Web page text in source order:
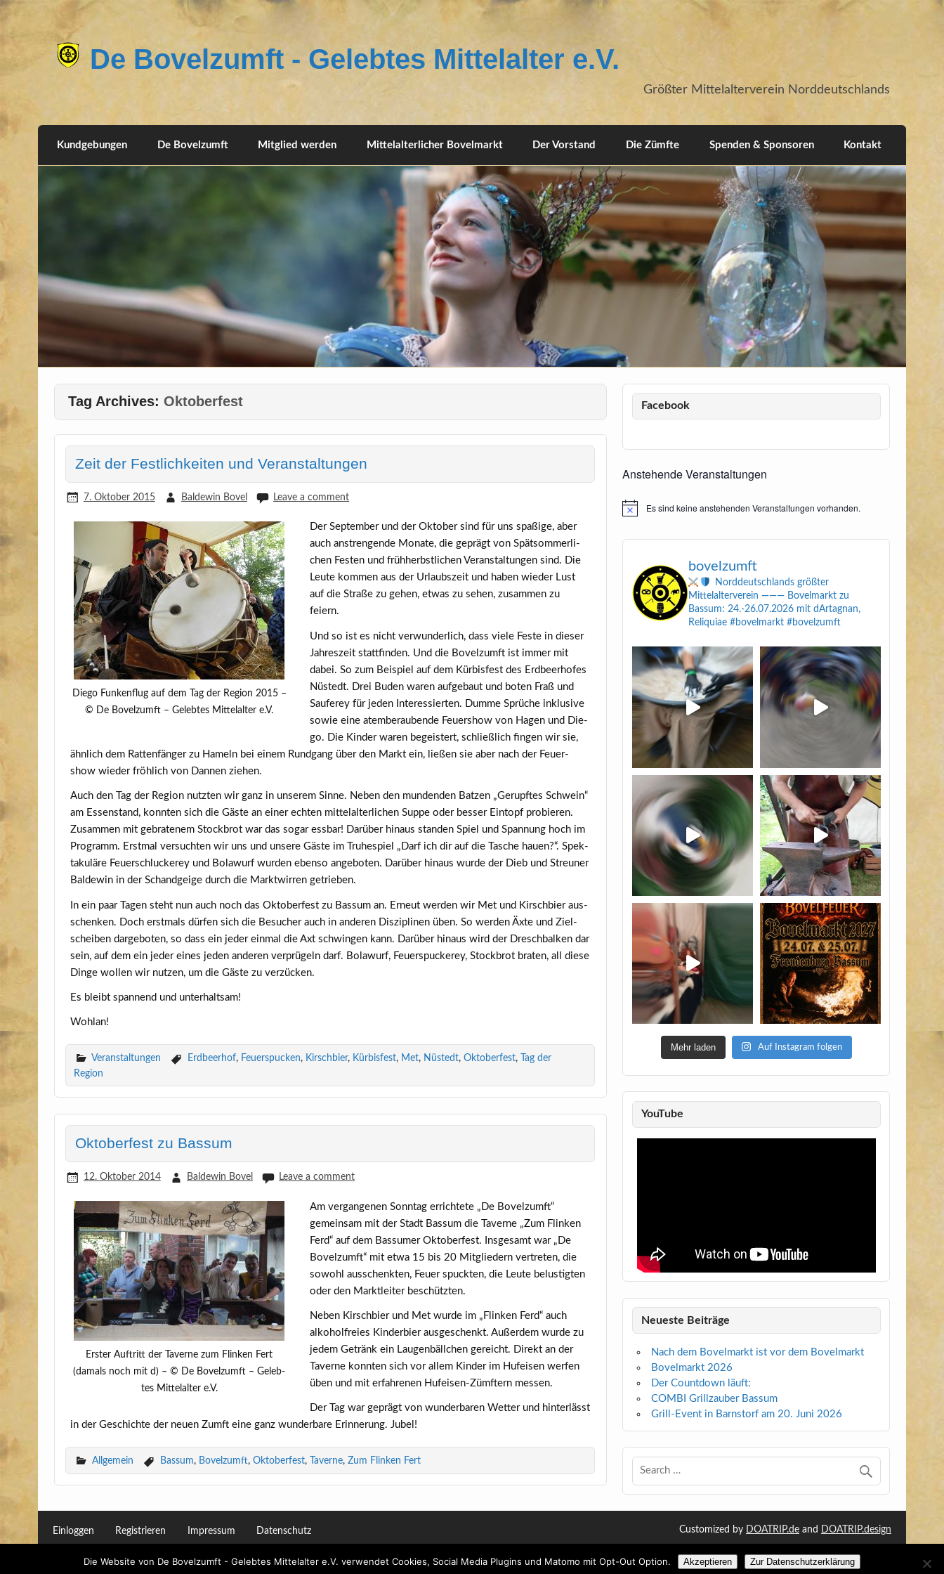
De Bovelzumft - Gelebtes Mittelalter e.V.
Größter Mittelalterverein Norddeutschlands
Kundgebungen De Bovelzumft Mitglied werden Mittelalterlicher Bovelmarkt Der Vorstand Die Zümfte Spenden & Sponsoren Kontakt
Tag Archives: Oktoberfest
Zeit der Festlichkeiten und Veranstaltungen
7. Oktober 2015 Baldewin Bovel Leave a comment
Die­go Fun­ken­flug auf dem Tag der Regi­on 2015 –
© De Bovelzumft – Geleb­tes Mit­tel­al­ter e.V.
Der Sep­tem­ber und der Okto­ber sind für uns spa­ßi­ge, aber
auch anstren­gen­de Mona­te, die geprägt von Spät­som­mer­li­
chen Fes­ten und früh­herbst­li­chen Ver­an­stal­tun­gen sind. Die
Leu­te kom­men aus der Urlaubs­zeit und haben wie­der Lust
auf die Stra­ße zu gehen, etwas zu sehen, zusam­men zu
feiern.
Und so ist es nicht ver­wun­der­lich, dass vie­le Fes­te in die­ser
Jah­res­zeit statt­fin­den. Und die Bovelzumft ist immer mit
dabei. So zum Bei­spiel auf dem Kür­bis­fest des Erd­beer­ho­fes
Nüstedt. Drei Buden waren auf­ge­baut und boten Fraß und
Sau­ferey für jeden Inter­es­sier­ten. Dum­me Sprü­che inklu­si­ve
sowie eine atem­be­rau­ben­de Feu­er­show von Hagen und Die­
go. Die Kin­der waren begeis­tert, schließ­lich fin­gen wir sie,
ähn­lich dem Rat­ten­fän­ger zu Hameln bei einem Rund­gang über den Markt ein, lie­ßen sie aber nach der Feu­er­
show wie­der fröh­lich von Dan­nen ziehen.
Auch den Tag der Regi­on nutz­ten wir ganz in unse­rem Sin­ne. Neben den mun­den­den Bat­zen „Gerupf­tes Schwein“
am Essen­stand, konn­ten sich die Gäs­te an einer ech­ten mit­tel­al­ter­li­chen Sup­pe oder bes­ser Ein­topf pro­bie­ren.
Zusam­men mit gebra­te­nem Stock­brot war das sogar ess­bar! Dar­über hin­aus stan­den Spiel und Span­nung hoch im
Pro­gramm. Erst­mal ver­such­ten wir uns und unse­re Gäs­te im Tru­he­spiel „Darf ich dir auf die Tasche hau­en?“. Spek­
ta­ku­lä­re Feu­er­schlu­ckerey und Bola­wurf wur­den eben­so ange­bo­ten. Dar­über hin­aus wur­de der Dieb und Streu­ner
Bal­de­win in der Schand­gei­ge durch die Markt­wir­ren getrieben.
In ein paar Tagen steht nun auch noch das Okto­ber­fest zu Bas­sum an. Erneut wer­den wir Met und Kirsch­bier aus­
schen­ken. Doch erst­mals dür­fen sich die Besu­cher auch in ande­ren Dis­zi­pli­nen üben. So wer­den Äxte und Ziel­
schei­ben dar­ge­bo­ten, so dass ein jeder ein­mal die Axt schwin­gen kann. Dar­über hin­aus wird der Dresch­bal­ken dar
sein, auf dem ein jeder eines jeden ande­ren ver­prü­geln darf. Bola­wurf, Feu­er­spu­ckerey, Stock­brot bra­ten, all die­se
Din­ge wol­len wir nut­zen, um die Gäs­te zu verzücken.
Es bleibt span­nend und unterhaltsam!
Wohl­an!
Veranstaltungen Erdbeerhof, Feuerspucken, Kirschbier, Kürbisfest, Met, Nüstedt, Oktoberfest, Tag der
Region
Oktoberfest zu Bassum
12. Oktober 2014 Baldewin Bovel Leave a comment
Ers­ter Auf­tritt der Taver­ne zum Flin­ken Fert
(damals noch mit d) – © De Bovelzumft – Geleb­
tes Mit­tel­al­ter e.V.
Am ver­gan­ge­nen Sonn­tag errich­te­te „De Bovelzumft“
gemein­sam mit der Stadt Bas­sum die Taver­ne „Zum Flin­ken
Ferd“ auf dem Bas­su­mer Okto­ber­fest. Ins­ge­samt war „De
Bovelzumft“ mit etwa 15 bis 20 Mit­glie­dern ver­tre­ten, die
sowohl aus­schenk­ten, Feu­er spuck­ten, die Leu­te belus­tig­ten
oder den Markt­lei­ter beschützten.
Neben Kirsch­bier und Met wur­de im „Flin­ken Ferd“ auch
alko­hol­frei­es Kin­der­bier aus­ge­schenkt. Außer­dem wur­de zu
jedem Getränk ein Lau­gen­bäll­chen gereicht. Direkt an der
Taver­ne konn­ten sich vor allem Kin­der im Huf­ei­sen wer­fen
üben und mit erfah­re­nen Huf­ei­sen-Zümftern messen.
Der Tag war geprägt von wun­der­ba­ren Wet­ter und hin­ter­lässt
in der Geschich­te der neu­en Zumft eine ganz wun­der­ba­re Erin­ne­rung. Jubel!
Allgemein Bassum, Bovelzumft, Oktoberfest, Taverne, Zum Flinken Fert
Facebook
Anstehende Veranstaltungen
HinweisEs sind keine anstehenden Veranstaltungen vorhanden.
bovelzumft
Norddeutschlands größter
Mittelalterverein ———Bovelmarkt zu
Bassum: 24.-26.07.2026mit dArtagnan,
Reliquiae #bovelmarkt #bovelzumft
Mehr laden Auf Instagram folgen
YouTube
Neueste Beiträge
Nach dem Bovelmarkt ist vor dem Bovelmarkt
Bovelmarkt 2026
Der Countdown läuft:
COMBI Grillzauber Bassum
Grill-Event in Barnstorf am 20. Juni 2026
Einloggen Registrieren Impressum Datenschutz Customized by DOATRIP.deand DOATRIP.design
Die Website von De Bovelzumft - Gelebtes Mittelalter e.V. verwendet Cookies, Social Media Plugins und Matomo mit Opt-Out Option. Akzeptieren Zur Datenschutzerklärung